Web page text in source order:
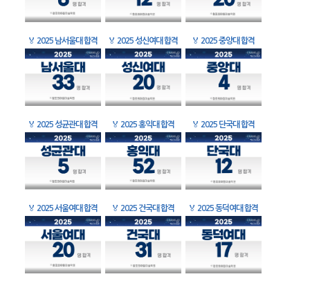
🏅 2025 남서울대 합격 🏅 2025 성신여대 합격 🏅 2025 중앙대 합격
🏅 2025 성균관대 합격 🏅 2025 홍익대 합격 🏅 2025 단국대 합격
🏅 2025 서울여대 합격 🏅 2025 건국대 합격 🏅 2025 동덕여대 합격